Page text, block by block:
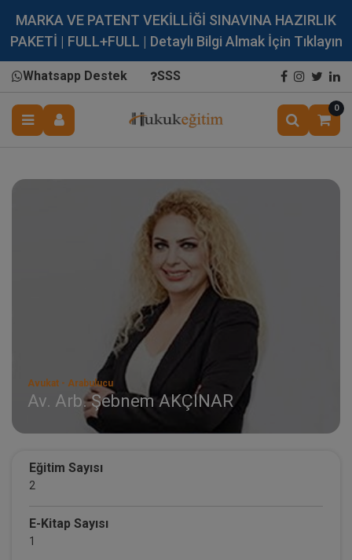
MARKA VE PATENT VEKİLLİĞİ SINAVINA HAZIRLIK
PAKETİ | FULL+FULL | Detaylı Bilgi Almak İçin Tıklayın
Whatsapp Destek SSS
0
Avukat - Arabulucu
Av. Arb. Şebnem AKÇINAR
Eğitim Sayısı
2
E-Kitap Sayısı
1